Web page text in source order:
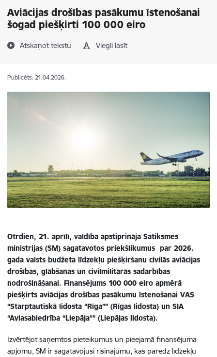
Aviācijas drošības pasākumu īstenošanai
šogad piešķirti 100 000 eiro
Atskaņot tekstu Viegli lasīt
Publicēts: 21.04.2026.
Otrdien, 21. aprīlī, valdība apstiprināja Satiksmes
ministrijas (SM) sagatavotos priekšlikumus par 2026.
gada valsts budžeta līdzekļu piešķiršanu civilās aviācijas
drošības, glābšanas un civilmilitārās sadarbības
nodrošināšanai. Finansējums 100 000 eiro apmērā
piešķirts aviācijas drošības pasākumu īstenošanai VAS
“Starptautiskā lidosta “Rīga”” (Rīgas lidosta) un SIA
“Aviasabiedrība “Liepāja”” (Liepājas lidosta).
Izvērtējot saņemtos pieteikumus un pieejamā finansējuma
apjomu, SM ir sagatavojusi risinājumu, kas paredz līdzekļu